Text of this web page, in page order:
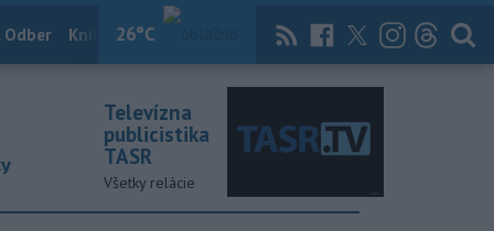
26°C
Odber Knihy Útulkovo Magazín News Now Archív
Televízna
publicistika
TASR
Všetky relácie